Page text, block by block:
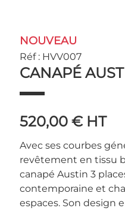
NOUVEAU
Réf : HVV007
CANAPÉ
520,00 € HT
Avec ses courbes
revêtement en tissu
canapé Austin 3
contemporaine et
espaces. Son design